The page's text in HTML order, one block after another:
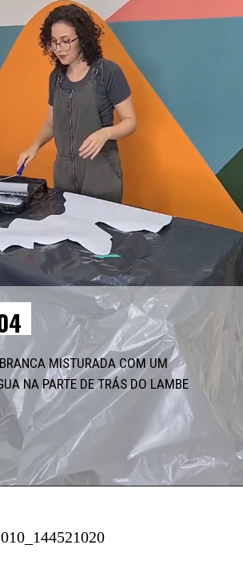
MISTURADA COM UM
NA PARTE DE TRÁS DO LAMBE